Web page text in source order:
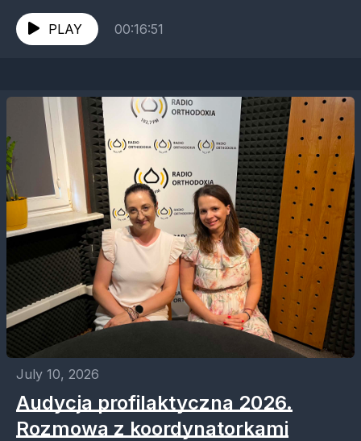
darem uzdrawiania. Z miłości do bliźnich nie
pobierali...
PLAY 00:16:51
July 10, 2026
Audycja profilaktyczna 2026.
Rozmowa z koordynatorkami